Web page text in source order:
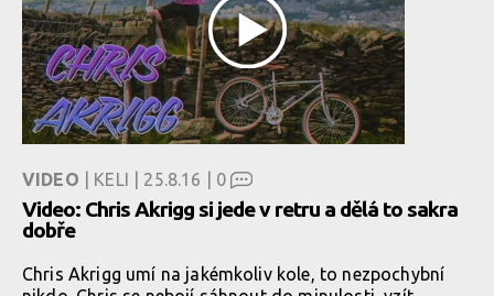
VIDEO | KELI | 25.8.16 | 0
Video: Chris Akrigg si jede v retru a dělá to sakra
dobře
Chris Akrigg umí na jakémkoliv kole, to nezpochybní